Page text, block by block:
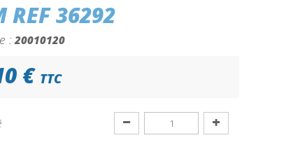
REF 36292
: 20010120
€ TTC